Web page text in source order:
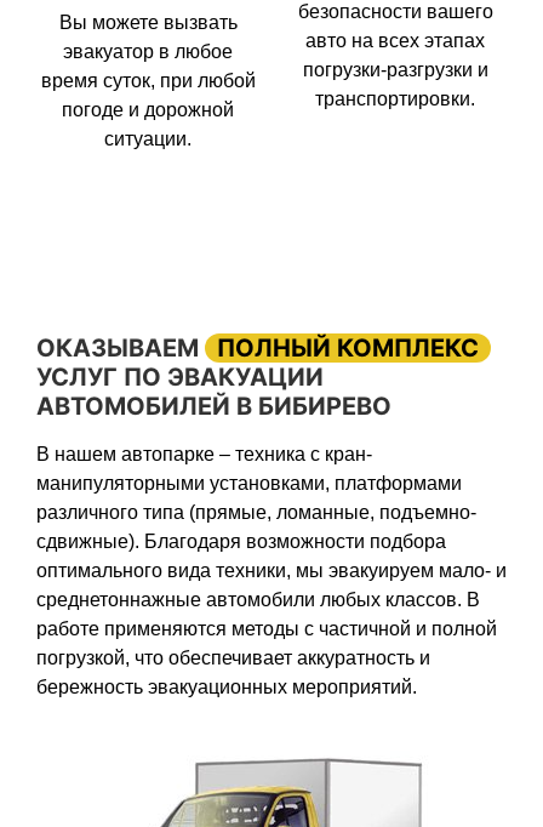
Вы можете вызвать
эвакуатор в любое
время суток, при любой
погоде и дорожной
ситуации.
безопасности вашего
авто на всех этапах
погрузки-разгрузки и
транспортировки.
ОКАЗЫВАЕМ
ПОЛНЫЙ КОМПЛЕКС
УСЛУГ ПО ЭВАКУАЦИИ
АВТОМОБИЛЕЙ В БИБИРЕВО
В нашем автопарке – техника с кран-
манипуляторными установками, платформами
различного типа (прямые, ломанные, подъемно-
сдвижные). Благодаря возможности подбора
оптимального вида техники, мы эвакуируем мало- и
среднетоннажные автомобили любых классов. В
работе применяются методы с частичной и полной
погрузкой, что обеспечивает аккуратность и
бережность эвакуационных мероприятий.